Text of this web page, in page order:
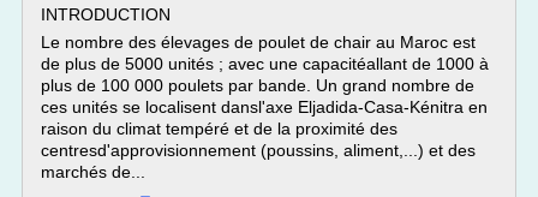
INTRODUCTION
Le nombre des élevages de poulet de chair au Maroc est
de plus de 5000 unités ; avec une capacitéallant de 1000 à
plus de 100 000 poulets par bande. Un grand nombre de
ces unités se localisent dansl'axe Eljadida-Casa-Kénitra en
raison du climat tempéré et de la proximité des
centresd'approvisionnement (poussins, aliment,...) et des
marchés de...